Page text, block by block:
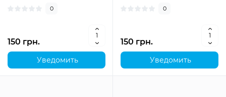
0
150 грн.
Уведомить
0
150 грн.
Уведомить